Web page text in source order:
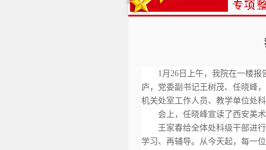
1月26日上午，我院在一楼
庐，党委副书记王树茂、任晓峰
机关处室工作人员、教学单位处
会上，任晓峰宣读了西安美
王家春给全体处科级干部进
学习、再辅导。从今天起，每一